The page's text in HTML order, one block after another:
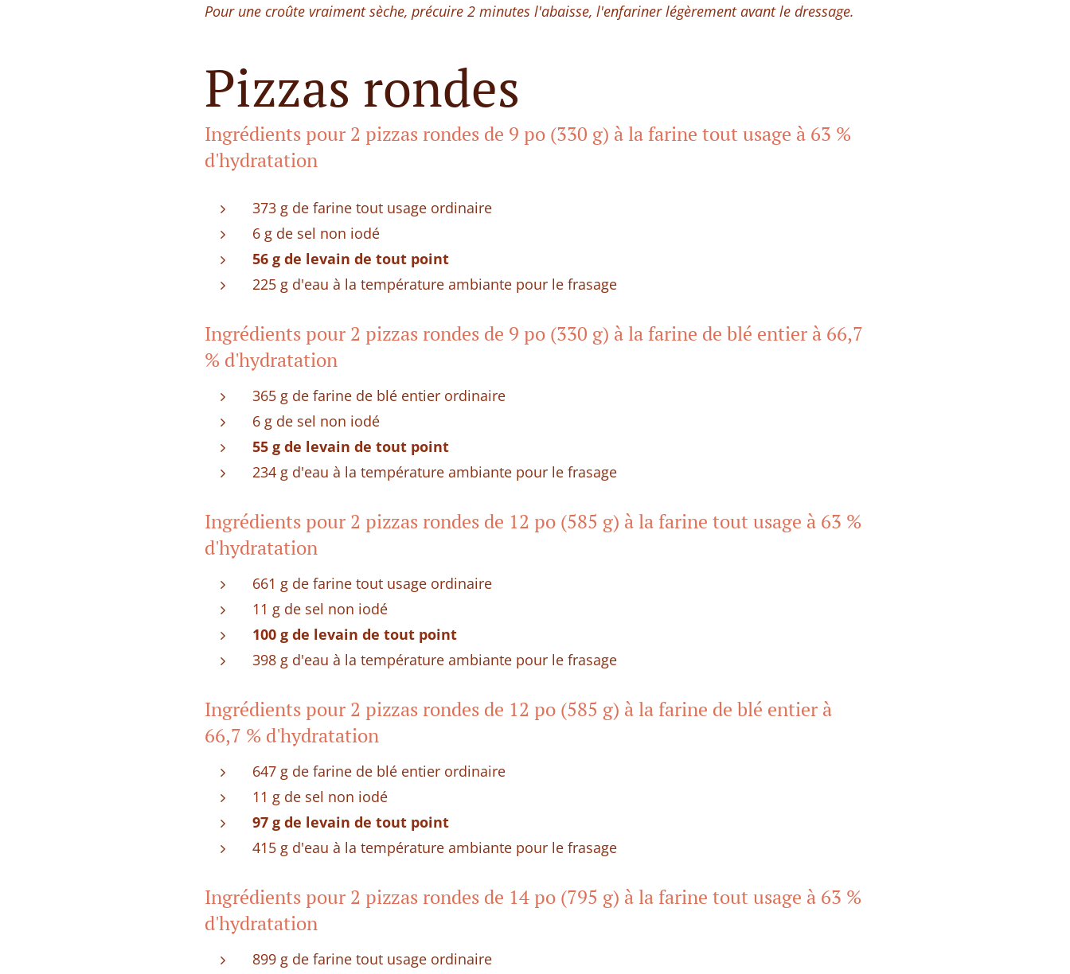
Pour une croûte vraiment sèche, précuire 2 minutes l'abaisse, l'enfariner légèrement avant le dressage.
Pizzas rondes
Ingrédients pour 2 pizzas rondes de 9 po (330 g) à la farine tout usage à 63 %
d'hydratation
373 g de farine tout usage ordinaire
6 g de sel non iodé
56 g de levain de tout point
225 g d'eau à la température ambiante pour le frasage
Ingrédients pour 2 pizzas rondes de 9 po (330 g) à la farine de blé entier à 66,7
% d'hydratation
365 g de farine de blé entier ordinaire
6 g de sel non iodé
55 g de levain de tout point
234 g d'eau à la température ambiante pour le frasage
Ingrédients pour 2 pizzas rondes de 12 po (585 g) à la farine tout usage à 63 %
d'hydratation
661 g de farine tout usage ordinaire
11 g de sel non iodé
100 g de levain de tout point
398 g d'eau à la température ambiante pour le frasage
Ingrédients pour 2 pizzas rondes de 12 po (585 g) à la farine de blé entier à
66,7 % d'hydratation
647 g de farine de blé entier ordinaire
11 g de sel non iodé
97 g de levain de tout point
415 g d'eau à la température ambiante pour le frasage
Ingrédients pour 2 pizzas rondes de 14 po (795 g) à la farine tout usage à 63 %
d'hydratation
899 g de farine tout usage ordinaire